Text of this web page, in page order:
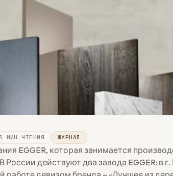
МИН ЧТЕНИЯ
ЖУРНАЛ
EGGER, которая занимается
действуют два завода EGGER: в г.